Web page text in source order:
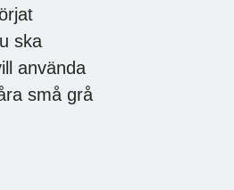
ska
använda
små grå